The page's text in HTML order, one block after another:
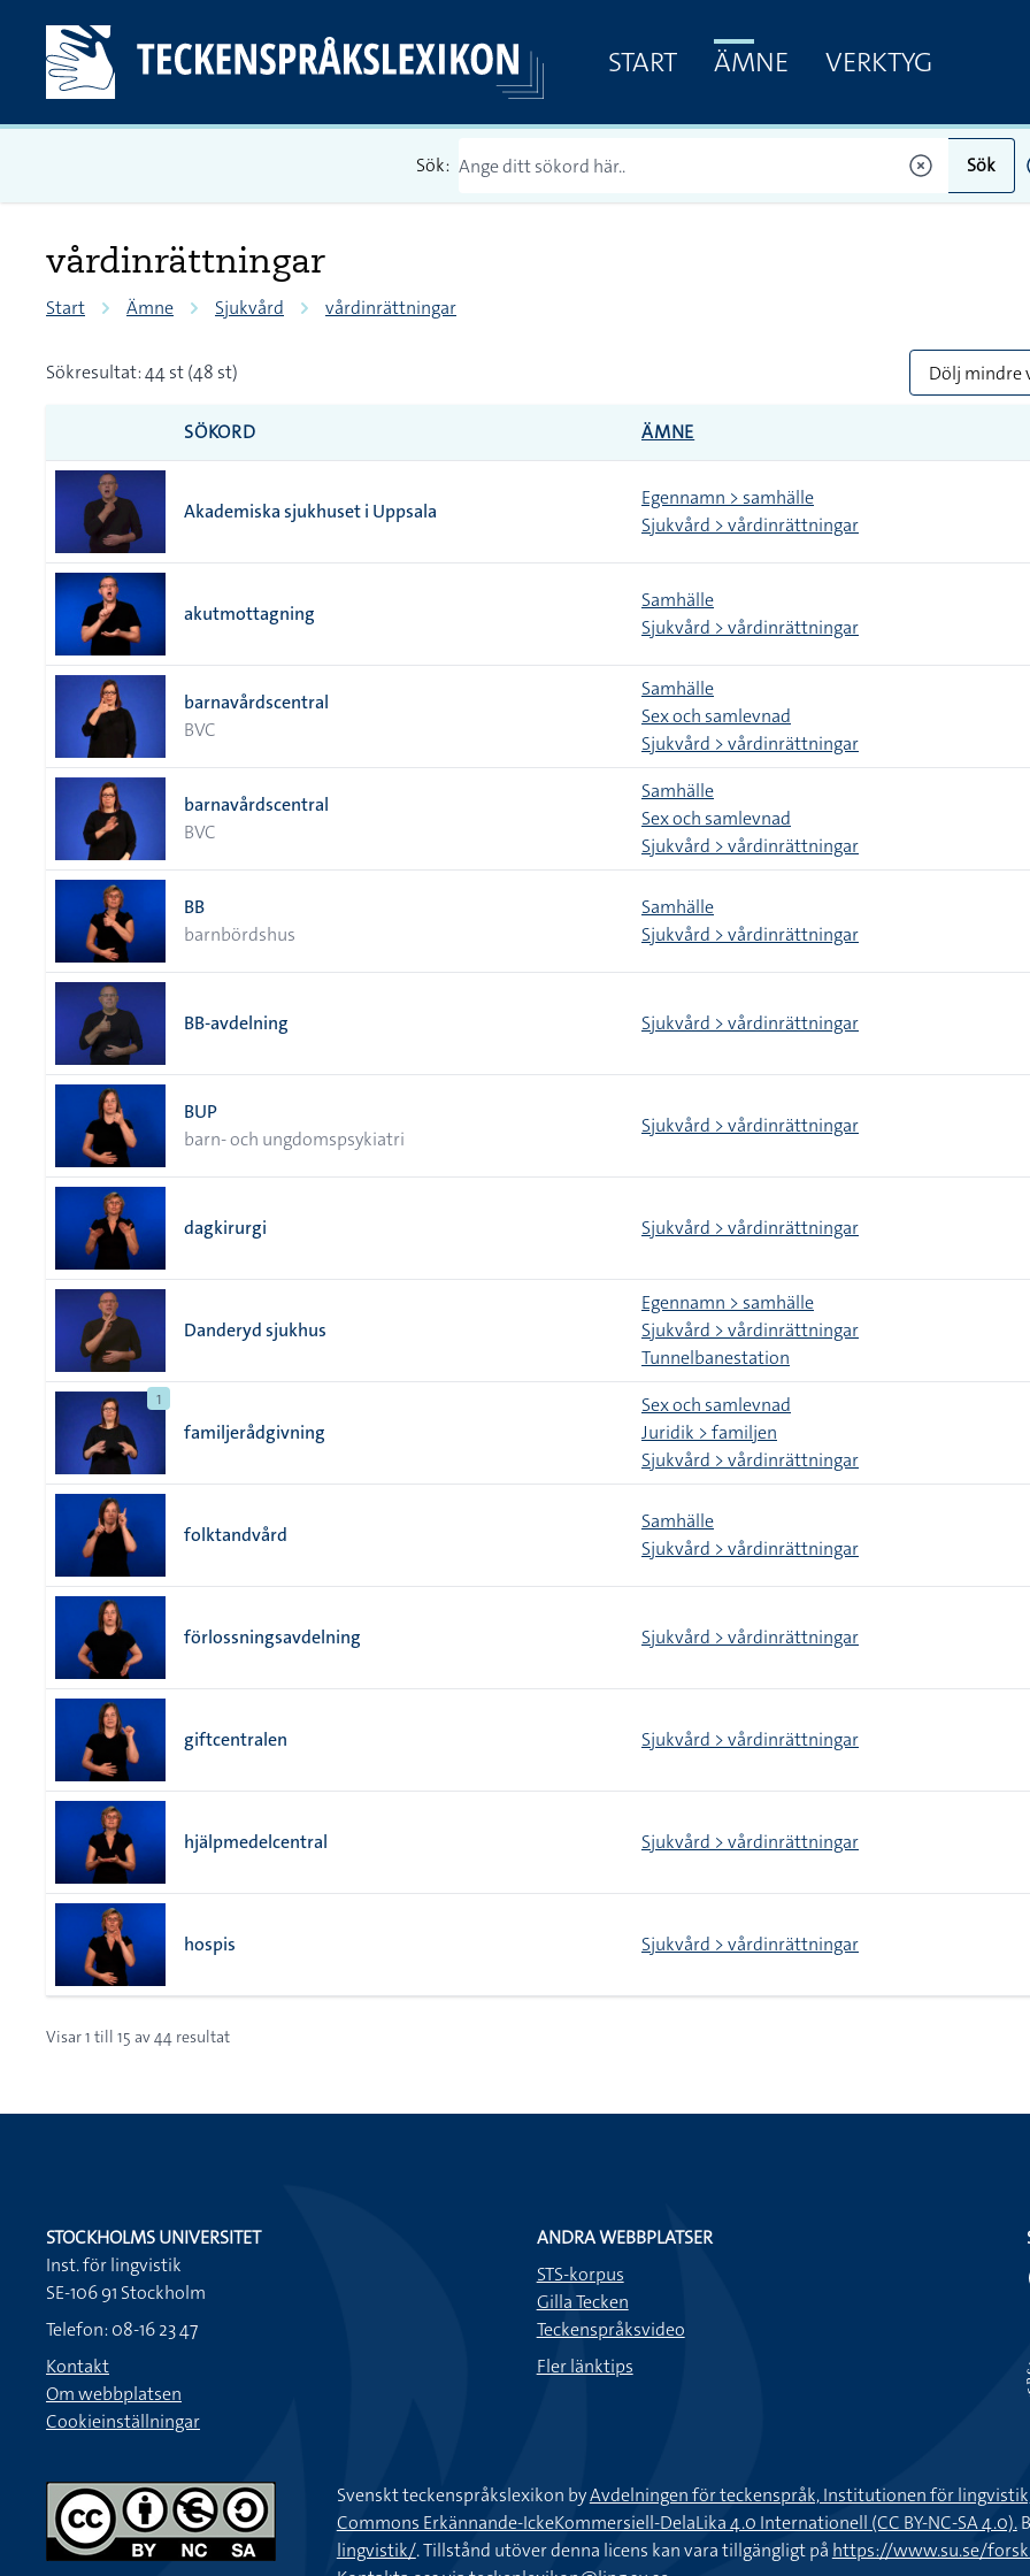
START ÄMNE VERKTYG
Sök: Sök
vårdinrättningar
Start Ämne Sjukvård vårdinrättningar
Sökresultat: 44 st (48 st) Dölj mindre
SÖKORD ÄMNE
Akademiska sjukhuset i Uppsala
Egennamn > samhälle
Sjukvård > vårdinrättningar
akutmottagning
Samhälle
Sjukvård > vårdinrättningar
barnavårdscentral
BVC
Samhälle
Sex och samlevnad
Sjukvård > vårdinrättningar
barnavårdscentral
BVC
Samhälle
Sex och samlevnad
Sjukvård > vårdinrättningar
BB
barnbördshus
Samhälle
Sjukvård > vårdinrättningar
BB-avdelning Sjukvård > vårdinrättningar
BUP
barn- och ungdomspsykiatri
Sjukvård > vårdinrättningar
dagkirurgi Sjukvård > vårdinrättningar
Danderyd sjukhus
Egennamn > samhälle
Sjukvård > vårdinrättningar
Tunnelbanestation
1
familjerådgivning
Sex och samlevnad
Juridik > familjen
Sjukvård > vårdinrättningar
folktandvård
Samhälle
Sjukvård > vårdinrättningar
förlossningsavdelning Sjukvård > vårdinrättningar
giftcentralen Sjukvård > vårdinrättningar
hjälpmedelcentral Sjukvård > vårdinrättningar
hospis Sjukvård > vårdinrättningar
Visar1 till 15 av44 resultat
STOCKHOLMS UNIVERSITET
Inst. för lingvistik
SE-106 91 Stockholm
Telefon: 08-16 23 47
Kontakt
Om webbplatsen
Cookieinställningar
ANDRA WEBBPLATSER
STS-korpus
Gilla Tecken
Teckenspråksvideo
Fler länktips
Svenskt teckenspråkslexikon byAvdelningen för teckenspråk, Institutionen för
Commons Erkännande-IckeKommersiell-DelaLika 4.0 Internationell (CC BY-NC-SA 4.0).
lingvistik/. Tillstånd utöver denna licens kan vara tillgängligt på https://www.su.se/